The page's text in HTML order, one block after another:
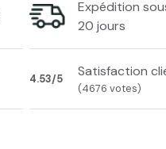
Expédition
20 jours
4.53/5 Satisfaction
(4676 votes)